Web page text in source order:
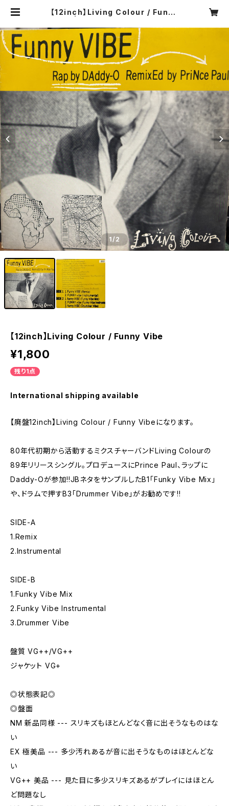
【12inch】Living Colour / Funny
1/2
【12inch】Living Colour / Funny Vibe
¥1,800
残り1点
International shipping available
【廃盤12inch】Living Colour / Funny Vibeになります。
80年代初期から活動するミクスチャーバンドLiving Colourの
89年リリースシングル。プロデュースにPrince Paul、ラップに
Daddy-Oが参加!!JBネタをサンプルしたB1「Funky Vibe Mix」
や、ドラムで押すB3「Drummer Vibe」がお勧めです!!
SIDE-A
1.Remix
2.Instrumental
SIDE-B
1.Funky Vibe Mix
2.Funky Vibe Instrumental
3.Drummer Vibe
盤質 VG++/VG++
ジャケット VG+
◎状態表記◎
◎盤面
NM 新品同様 --- スリキズもほとんどなく音に出そうなものはな
い
EX 極美品 --- 多少汚れあるが音に出そうなものはほとんどな
い
VG++ 美品 --- 見た目に多少スリキズあるがプレイにはほとん
ど問題なし